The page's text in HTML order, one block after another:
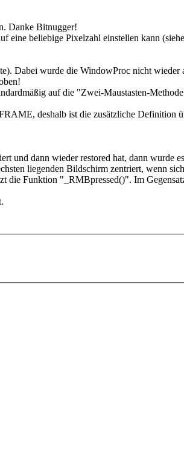
Danke Bitnugger!
beliebige Pixelzahl einstellen kann
Dabei wurde die WindowProc nicht
auf die "Zwei-Maustasten-
deshalb ist die zusätzliche Definition
und dann wieder restored hat, dann wurde
liegenden Bildschirm zentriert, wenn
die Funktion "_RMBpressed()". Im